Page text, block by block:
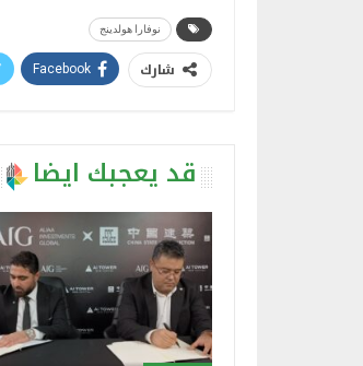
نوفارا هولدينج
شارك Facebook
قد يعجبك ايضا